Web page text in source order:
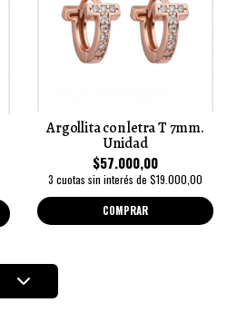
Argollita con letra T 7mm.
Unidad
$57.000,00
3 cuotas sin interés de $19.000,00
COMPRAR